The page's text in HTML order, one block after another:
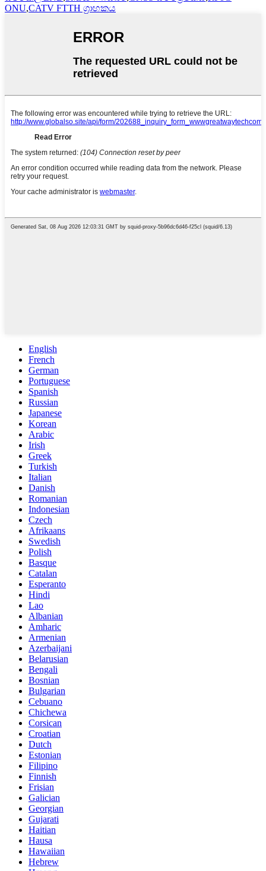
ONU,CATV FTTH ග්‍රාහකය
English
French
German
Portuguese
Spanish
Russian
Japanese
Korean
Arabic
Irish
Greek
Turkish
Italian
Danish
Romanian
Indonesian
Czech
Afrikaans
Swedish
Polish
Basque
Catalan
Esperanto
Hindi
Lao
Albanian
Amharic
Armenian
Azerbaijani
Belarusian
Bengali
Bosnian
Bulgarian
Cebuano
Chichewa
Corsican
Croatian
Dutch
Estonian
Filipino
Finnish
Frisian
Galician
Georgian
Gujarati
Haitian
Hausa
Hawaiian
Hebrew